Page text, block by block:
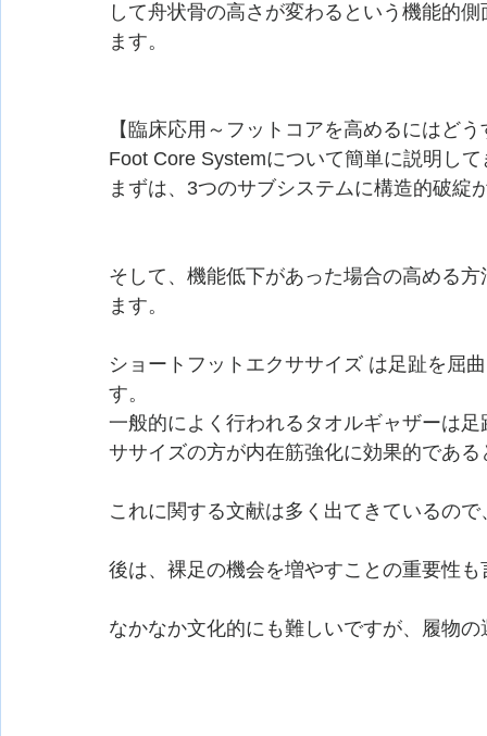
して舟状骨の高さが変わるという機能的
ます。
【臨床応用～フットコアを高めるにはど
Foot Core Systemについて簡単に説明し
まずは、3つのサブシステムに構造的破綻
そして、機能低下があった場合の高める方
ます。
ショートフットエクササイズ は足趾を屈
す。
一般的によく行われるタオルギャザーは
ササイズの方が内在筋強化に効果的であ
これに関する文献は多く出てきているの
後は、裸足の機会を増やすことの重要性
なかなか文化的にも難しいですが、履物